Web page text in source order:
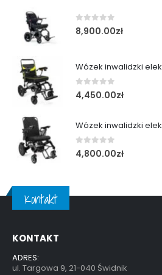
0out of 5
8,900.00zł
Wózek inwalidzki
0out of 5
4,450.00zł
Wózek inwalidzki
0out of 5
4,800.00zł
Kontakt
KONTAKT
ADRES:
ul. Targowa 9, 21-040 Świdnik